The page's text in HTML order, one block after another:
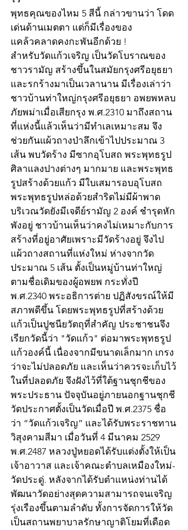
พุทธคุณของไหม 5 สีนี้ กล่าวขานว่า โดด
เด่นด้านเมตตา แต่ก็มีเรื่องของ
แคล้วคลาดคงกะพันอีกด้วย !
สำหรับวัดแก้วเจริญ เป็นวัดโบราณของ
ชาวรามัญ สร้างขึ้นในสมัยกรุงศรีอยุธยา
และรกร้างมาเป็นเวลานาน มีเรื่องเล่าว่า
ชาวบ้านท่าใหญ่กรุงศรีอยุธยา อพยพหลบ
ภัยพม่าเมื่อเสียกรุง พ.ศ.2310 มาถึงสถาน
ที่แห่งนี้แล้วเห็นว่ามีทำเลเหมาะสม จึง
ช่วยกันแผ้วถางป่าลึกเข้าไปประมาณ 3
เส้น พบวัดร้าง มีซากอุโบสถ พระพุทธรูป
ศิลาแลงปางต่างๆ มากมาย และพระพุทธ
รูปสร้างด้วยแก้ว มีใบเสมารอบอุโบสถ
พระพุทธรูปหล่อด้วยสำริดไม่มีผ้าพาด
บริเวณวัดยังมีเจดีย์รามัญ 2 องค์ ชำรุดหัก
พังอยู่ ชาวบ้านเห็นว่าคงไม่เหมาะกับการ
สร้างที่อยู่อาศัยเพราะมีวัดร้างอยู่ จึงไป
แผ้วถางสถานที่แห่งใหม่ ห่างจากวัด
ประมาณ 5 เส้น ตั้งเป็นหมู่บ้านท่าใหญ่
ตามชื่อเดิมของผู้อพยพ กระทั่งปี
พ.ศ.2340 พระอธิการต่าย ปฏิสังขรณ์ให้มี
สภาพดีขึ้น โดยพระพุทธรูปที่สร้างด้วย
แก้วเป็นปูชนียวัตถุที่สำคัญ ประชาชนจึง
เรียกวัดนี้ว่า "วัดแก้ว" ต่อมาพระพุทธรูป
แก้วองค์นี้ เนื่องจากมีขนาดเล็กมาก เกรง
ว่าจะไม่ปลอดภัย และเห็นว่าควรจะเก็บไว้
ในที่ปลอดภัย จึงฝังไว้ที่ใต้ฐานชุกชีของ
พระประธาน ปัจจุบันอยู่ภายนอกฐานชุกชี
วัดประกาศตั้งเป็นวัดเมื่อปี พ.ศ.2375 ชื่อ
ว่า “วัดแก้วเจริญ” และได้รับพระราชทาน
วิสุงคามสีมา เมื่อวันที่ 4 มีนาคม 2529
พ.ศ.2487 หลวงปู่หยอดได้รับแต่งตั้งให้เป็น
เจ้าอาวาส และเจ้าคณะตำบลเหมืองใหม่-
วัดประดู่. หลังจากได้รับตำแหน่งท่านได้
พัฒนาวัดอย่างสุดความสามารถจนเจริญ
รุ่งเรืองขึ้นตามลำดับ ทั้งการจัดการให้วัด
เป็นสถานพยาบาลรักษาญาติโยมที่เดือด